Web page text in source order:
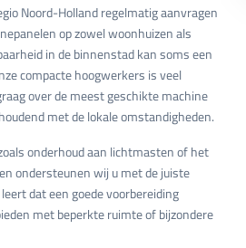
Noord-Holland regelmatig aanvragen
op zowel woonhuizen als
in de binnenstad kan soms een
compacte hoogwerkers is veel
over de meest geschikte machine
met de lokale omstandigheden.
onderhoud aan lichtmasten of het
ondersteunen wij u met de juiste
dat een goede voorbereiding
met beperkte ruimte of bijzondere